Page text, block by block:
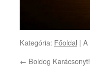
Kategória: Főoldal | A
← Boldog Karácsonyt!